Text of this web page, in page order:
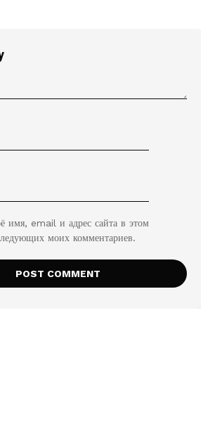
имя, email и адрес сайта в этом
моих комментариев.